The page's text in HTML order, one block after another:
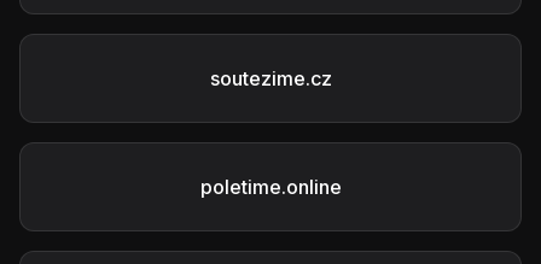
soutezime.cz
poletime.online